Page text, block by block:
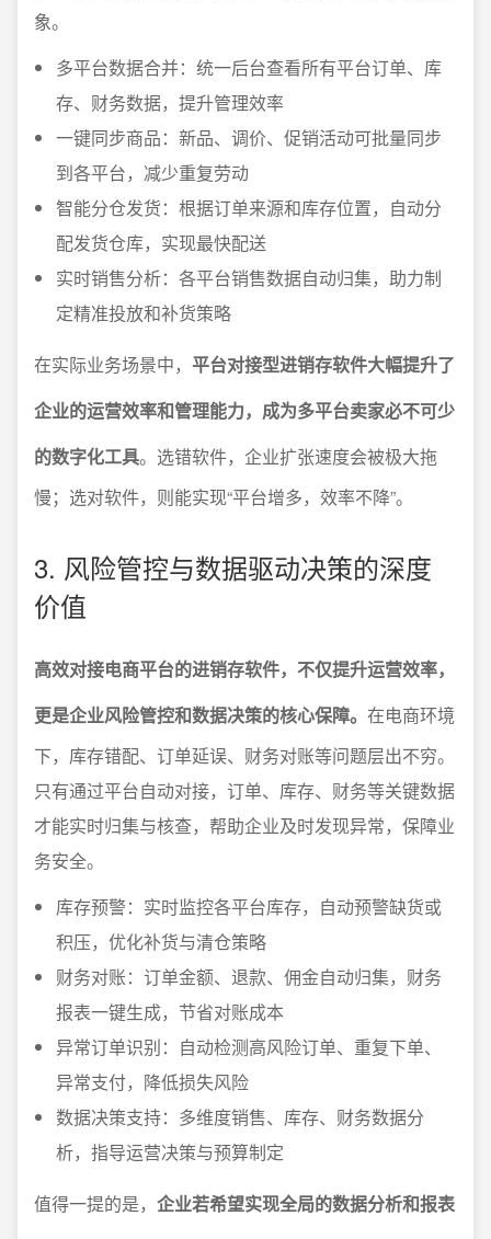
象。
多平台数据合并：统一后台查看所有平台订单、库
存、财务数据，提升管理效率
一键同步商品：新品、调价、促销活动可批量同步
到各平台，减少重复劳动
智能分仓发货：根据订单来源和库存位置，自动分
配发货仓库，实现最快配送
实时销售分析：各平台销售数据自动归集，助力制
定精准投放和补货策略
在实际业务场景中， 平台对接型进销存软件大幅提升了
企业的运营效率和管理能力，成为多平台卖家必不可少
的数字化工具。选错软件，企业扩张速度会被极大拖
慢；选对软件，则能实现“平台增多，效率不降”。
3. 风险管控与数据驱动决策的深度
价值
高效对接电商平台的进销存软件，不仅提升运营效率，
更是企业风险管控和数据决策的核心保障。 在电商环境
下，库存错配、订单延误、财务对账等问题层出不穷。
只有通过平台自动对接，订单、库存、财务等关键数据
才能实时归集与核查，帮助企业及时发现异常，保障业
务安全。
库存预警：实时监控各平台库存，自动预警缺货或
积压，优化补货与清仓策略
财务对账：订单金额、退款、佣金自动归集，财务
报表一键生成，节省对账成本
异常订单识别：自动检测高风险订单、重复下单、
异常支付，降低损失风险
数据决策支持：多维度销售、库存、财务数据分
析，指导运营决策与预算制定
值得一提的是， 企业若希望实现全局的数据分析和报表